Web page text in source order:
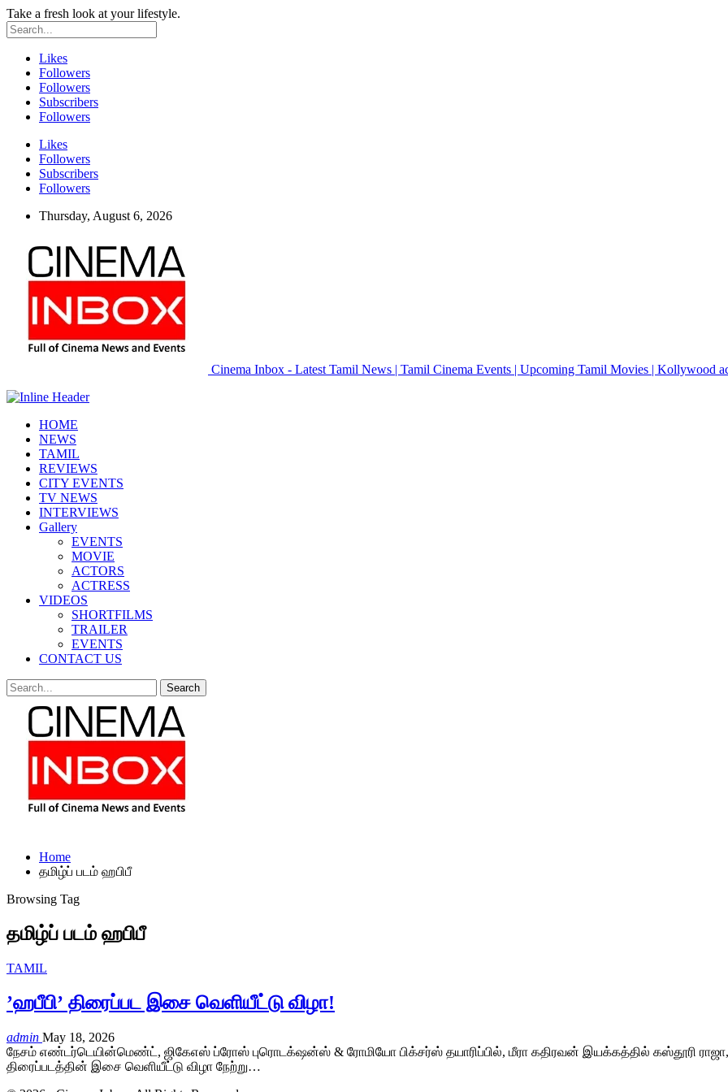
Take a fresh look at your lifestyle.
Likes
Followers
Followers
Subscribers
Followers
Likes
Followers
Subscribers
Followers
Thursday, August 6, 2026
Cinema Inbox - Latest Tamil News | Tamil Cinema Events | Upcoming Tamil Movies | Kollywood
HOME
NEWS
TAMIL
REVIEWS
CITY EVENTS
TV NEWS
INTERVIEWS
Gallery
EVENTS
MOVIE
ACTORS
ACTRESS
VIDEOS
SHORTFILMS
TRAILER
EVENTS
CONTACT US
Home
தமிழ்ப் படம் ஹபிபீ
Browsing Tag
தமிழ்ப் படம் ஹபிபீ
TAMIL
’ஹபீபி’ திரைப்பட இசை வெளியீட்டு விழா!
admin May 18, 2026
நேசம் எண்டர்டெயின்மெண்ட், ஜிகேஎஸ் ப்ரோஸ் புரொடக்‌ஷன்ஸ் & ரோமியோ பிக்சர்ஸ் தயாரிப்பில், மீரா கதிரவன் இயக்கத்தில் கஸ்தூரி ராஜா,
திரைப்படத்தின் இசை வெளியீட்டு விழா நேற்று…